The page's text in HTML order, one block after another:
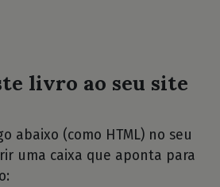
livro ao seu site
abaixo (como HTML) no seu
uma caixa que aponta para